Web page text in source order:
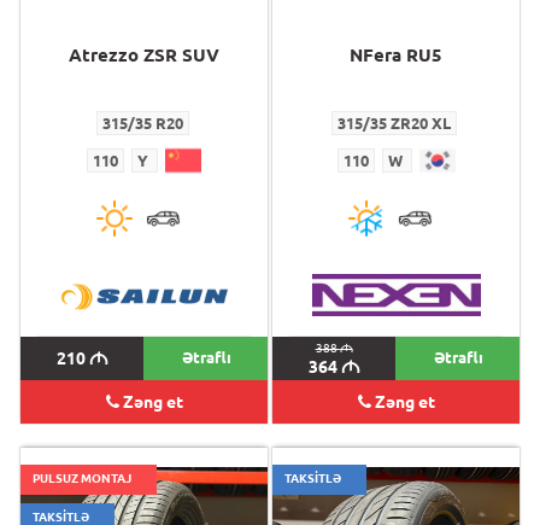
Atrezzo ZSR SUV
315/35 R20
110 Y
210M Ətraflı
Zəng et
NFera RU5
315/35 ZR20 XL
110 W
388M
364M Ətraflı
Zəng et
PULSUZ MONTAJ
TAKSİTLƏ
TAKSİTLƏ